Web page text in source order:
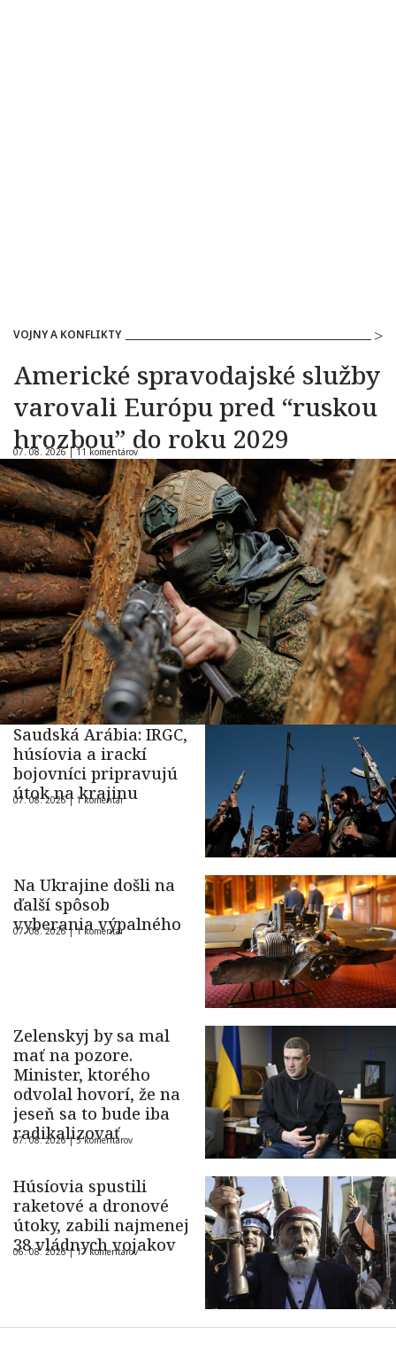
VOJNY A KONFLIKTY
Americké spravodajské služby
varovali Európu pred “ruskou
hrozbou” do roku 2029
07. 08. 2026 |11 komentárov
Saudská Arábia: IRGC,
húsíovia a irackí
bojovníci pripravujú
útok na krajinu
07. 08. 2026 | 1 komentár
Na Ukrajine došli na
ďalší spôsob
vyberania výpalného
07. 08. 2026 |1 komentár
Zelenskyj by sa mal
mať na pozore.
Minister, ktorého
odvolal hovorí, že na
jeseň sa to bude iba
radikalizovať
07. 08. 2026 |5 komentárov
Húsíovia spustili
raketové a dronové
útoky, zabili najmenej
38 vládnych vojakov
06. 08. 2026 |17 komentárov